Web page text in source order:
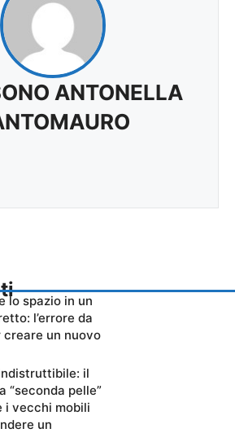
ANTONELLA
lo spazio in un
l’errore da
un nuovo
il
“seconda pelle”
i vecchi mobili
un